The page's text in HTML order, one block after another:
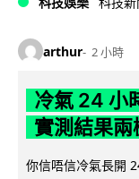
arthur 2 小時
冷氣 24 小
實測結果
你信唔信冷氣長開